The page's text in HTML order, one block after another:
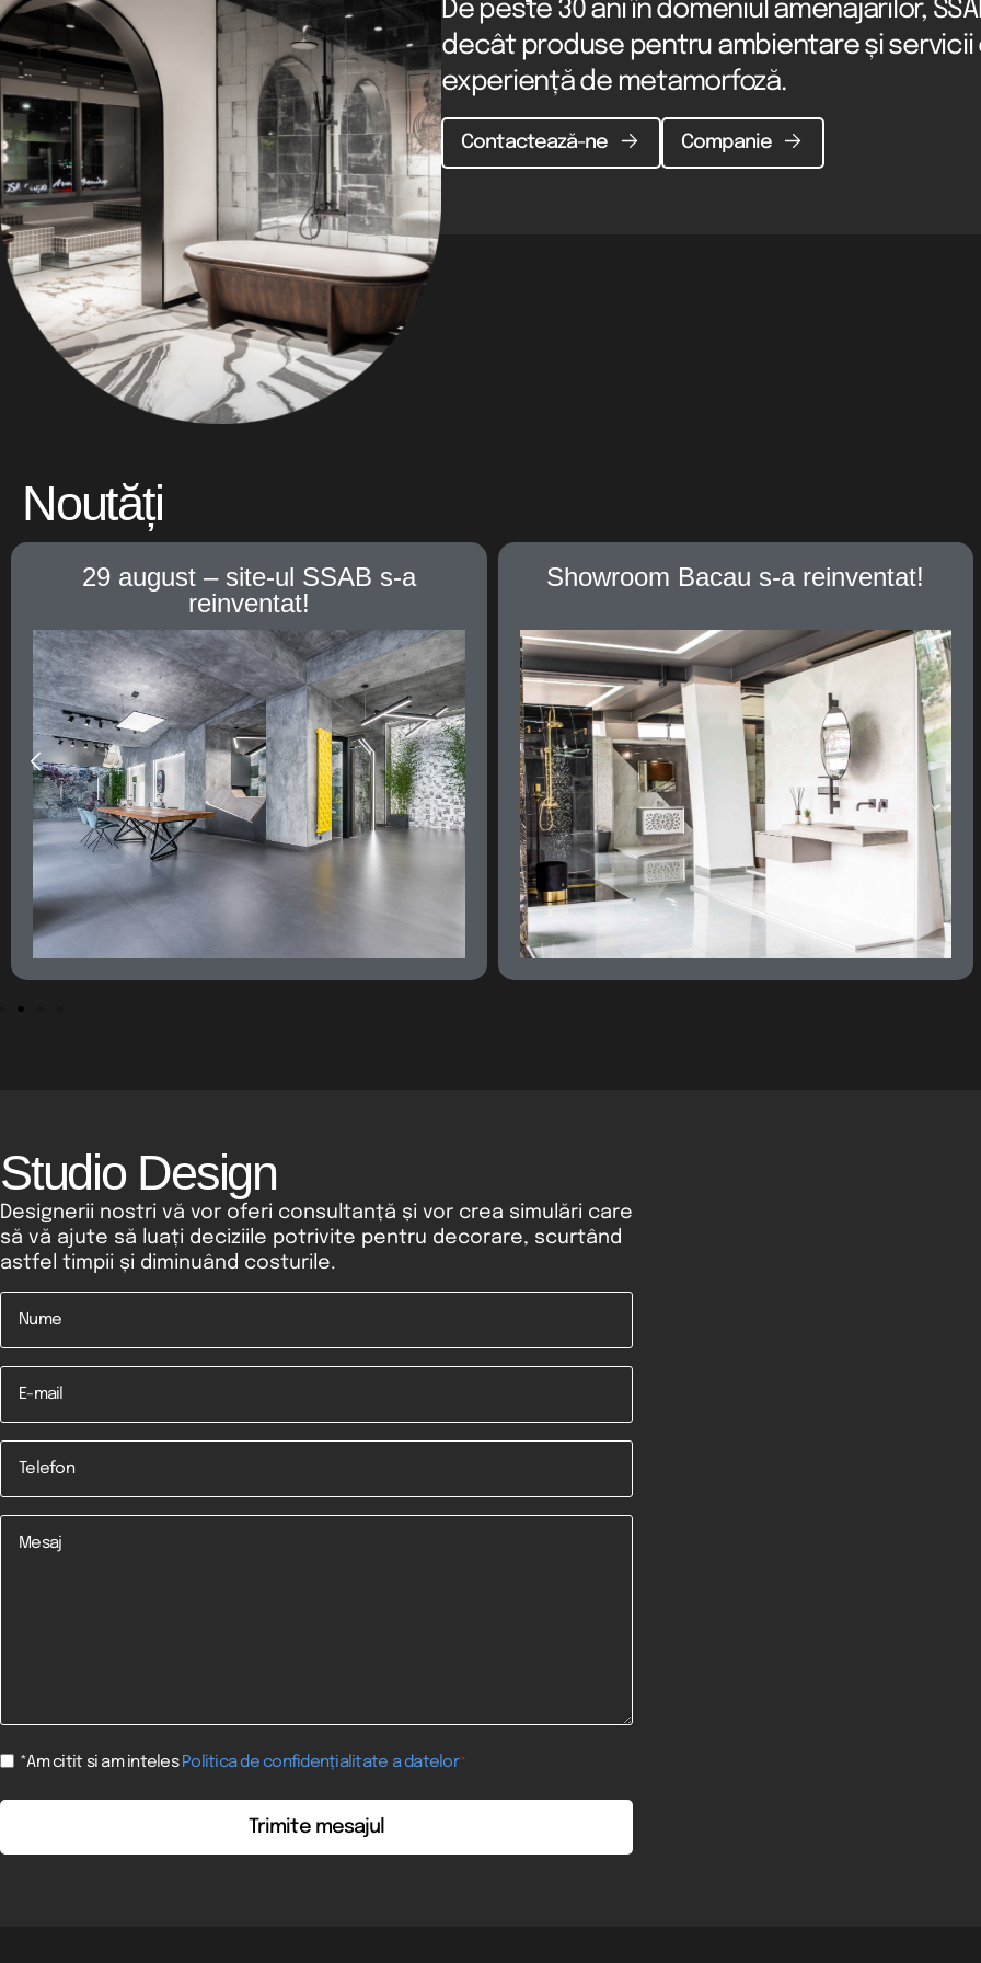
De peste 30 ani în domeniul amenajărilor,
decât produse pentru ambientare și
experiență de metamorfoză.
Contactează-ne Companie
Noutăți
ul SSAB s-a
Showroom Bacau s-a reinventat!
Showroomul
Studio Design
Designerii nostri vă vor oferi consultanță și vor crea simulări care
să vă ajute să luați deciziile potrivite pentru decorare, scurtând
astfel timpii și diminuând costurile.
Nume
Email
Telefon
Mesaj
Consent
*Am citit si am inteles Politica de confidențialitate a datelor*